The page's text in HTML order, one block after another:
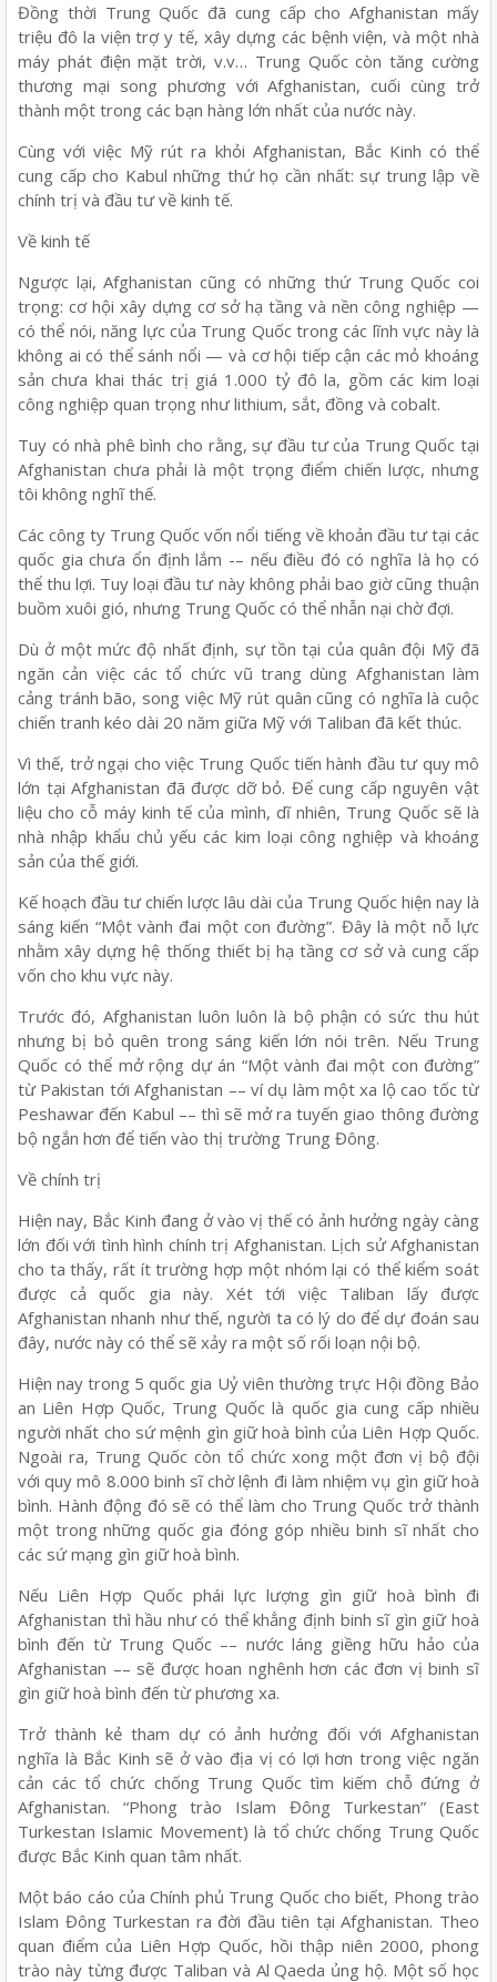
Đồng thời Trung Quốc đã cung cấp cho Afghanistan mấy
triệu đô la viện trợ y tế, xây dựng các bệnh viện, và một nhà
máy phát điện mặt trời, v.v… Trung Quốc còn tăng cường
thương mại song phương với Afghanistan, cuối cùng trở
thành một trong các bạn hàng lớn nhất của nước này.
Cùng với việc Mỹ rút ra khỏi Afghanistan, Bắc Kinh có thể
cung cấp cho Kabul những thứ họ cần nhất: sự trung lập về
chính trị và đầu tư về kinh tế.
Về kinh tế
Ngược lại, Afghanistan cũng có những thứ Trung Quốc coi
trọng: cơ hội xây dựng cơ sở hạ tầng và nền công nghiệp —
có thể nói, năng lực của Trung Quốc trong các lĩnh vực này là
không ai có thể sánh nổi — và cơ hội tiếp cận các mỏ khoáng
sản chưa khai thác trị giá 1.000 tỷ đô la, gồm các kim loại
công nghiệp quan trọng như lithium, sắt, đồng và cobalt.
Tuy có nhà phê bình cho rằng, sự đầu tư của Trung Quốc tại
Afghanistan chưa phải là một trọng điểm chiến lược, nhưng
tôi không nghĩ thế.
Các công ty Trung Quốc vốn nổi tiếng về khoản đầu tư tại các
quốc gia chưa ổn định lắm -– nếu điều đó có nghĩa là họ có
thể thu lợi. Tuy loại đầu tư này không phải bao giờ cũng thuận
buồm xuôi gió, nhưng Trung Quốc có thể nhẫn nại chờ đợi.
Dù ở một mức độ nhất định, sự tồn tại của quân đội Mỹ đã
ngăn cản việc các tổ chức vũ trang dùng Afghanistan làm
cảng tránh bão, song việc Mỹ rút quân cũng có nghĩa là cuộc
chiến tranh kéo dài 20 năm giữa Mỹ với Taliban đã kết thúc.
Vì thế, trở ngại cho việc Trung Quốc tiến hành đầu tư quy mô
lớn tại Afghanistan đã được dỡ bỏ. Để cung cấp nguyên vật
liệu cho cỗ máy kinh tế của mình, dĩ nhiên, Trung Quốc sẽ là
nhà nhập khẩu chủ yếu các kim loại công nghiệp và khoáng
sản của thế giới.
Kế hoạch đầu tư chiến lược lâu dài của Trung Quốc hiện nay là
sáng kiến “Một vành đai một con đường”. Đây là một nỗ lực
nhằm xây dựng hệ thống thiết bị hạ tầng cơ sở và cung cấp
vốn cho khu vực này.
Trước đó, Afghanistan luôn luôn là bộ phận có sức thu hút
nhưng bị bỏ quên trong sáng kiến lớn nói trên. Nếu Trung
Quốc có thể mở rộng dự án “Một vành đai một con đường”
từ Pakistan tới Afghanistan –– ví dụ làm một xa lộ cao tốc từ
Peshawar đến Kabul –– thì sẽ mở ra tuyến giao thông đường
bộ ngắn hơn để tiến vào thị trường Trung Đông.
Về chính trị
Hiện nay, Bắc Kinh đang ở vào vị thế có ảnh hưởng ngày càng
lớn đối với tình hình chính trị Afghanistan. Lịch sử Afghanistan
cho ta thấy, rất ít trường hợp một nhóm lại có thể kiểm soát
được cả quốc gia này. Xét tới việc Taliban lấy được
Afghanistan nhanh như thế, người ta có lý do để dự đoán sau
đây, nước này có thể sẽ xảy ra một số rối loạn nội bộ.
Hiện nay trong 5 quốc gia Uỷ viên thường trực Hội đồng Bảo
an Liên Hợp Quốc, Trung Quốc là quốc gia cung cấp nhiều
người nhất cho sứ mệnh gìn giữ hoà bình của Liên Hợp Quốc.
Ngoài ra, Trung Quốc còn tổ chức xong một đơn vị bộ đội
với quy mô 8.000 binh sĩ chờ lệnh đi làm nhiệm vụ gìn giữ hoà
bình. Hành động đó sẽ có thể làm cho Trung Quốc trở thành
một trong những quốc gia đóng góp nhiều binh sĩ nhất cho
các sứ mạng gìn giữ hoà bình.
Nếu Liên Hợp Quốc phái lực lượng gìn giữ hoà bình đi
Afghanistan thì hầu như có thể khẳng định binh sĩ gìn giữ hoà
bình đến từ Trung Quốc –– nước láng giềng hữu hảo của
Afghanistan –– sẽ được hoan nghênh hơn các đơn vị binh sĩ
gìn giữ hoà bình đến từ phương xa.
Trở thành kẻ tham dự có ảnh hưởng đối với Afghanistan
nghĩa là Bắc Kinh sẽ ở vào địa vị có lợi hơn trong việc ngăn
cản các tổ chức chống Trung Quốc tìm kiếm chỗ đứng ở
Afghanistan. “Phong trào Islam Đông Turkestan” (East
Turkestan Islamic Movement) là tổ chức chống Trung Quốc
được Bắc Kinh quan tâm nhất.
Một báo cáo của Chính phủ Trung Quốc cho biết, Phong trào
Islam Đông Turkestan ra đời đầu tiên tại Afghanistan. Theo
quan điểm của Liên Hợp Quốc, hồi thập niên 2000, phong
trào này từng được Taliban và Al Qaeda ủng hộ. Một số học